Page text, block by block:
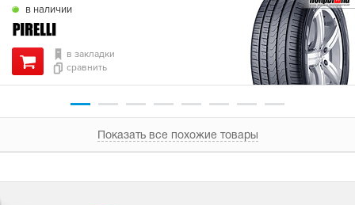
в наличии
в закладки
сравнить
Показать все похожие товары